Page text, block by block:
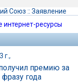
Союз :: Заявление
ресурсы
г.,
премию за
года